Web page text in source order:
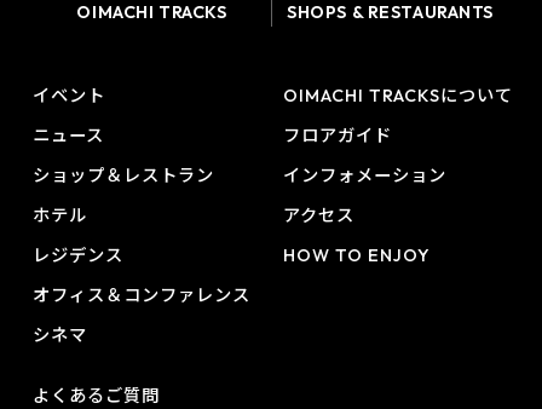
OIMACHI TRACKS SHOPS & RESTAURANTS
イベント
ニュース
ショップ＆レストラン
ホテル
レジデンス
オフィス＆コンファレンス
シネマ
OIMACHI TRACKSについて
フロアガイド
インフォメーション
アクセス
HOW TO ENJOY
よくあるご質問